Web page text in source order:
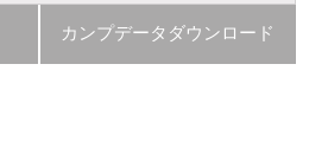
カンプデータダウンロード